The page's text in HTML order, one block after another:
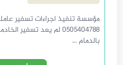
0505404788 لم يعد
بالدمام ...